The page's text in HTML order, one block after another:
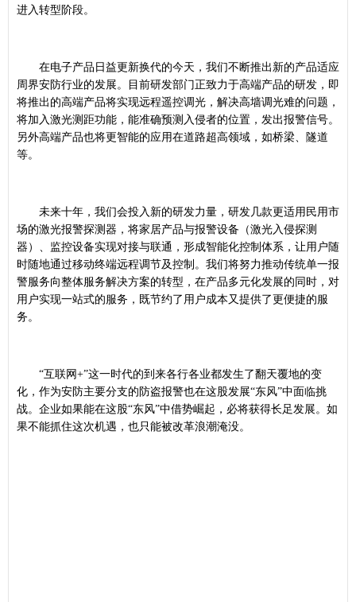
进入转型阶段。
在电子产品日益更新换代的今天，我们不断推出新的产品适应
周界安防行业的发展。目前研发部门正致力于高端产品的研发，即
将推出的高端产品将实现远程遥控调光，解决高墙调光难的问题，
将加入激光测距功能，能准确预测入侵者的位置，发出报警信号。
另外高端产品也将更智能的应用在道路超高领域，如桥梁、隧道
等。
未来十年，我们会投入新的研发力量，研发几款更适用民用市
场的激光报警探测器，将家居产品与报警设备（激光入侵探测
器）、监控设备实现对接与联通，形成智能化控制体系，让用户随
时随地通过移动终端远程调节及控制。我们将努力推动传统单一报
警服务向整体服务解决方案的转型，在产品多元化发展的同时，对
用户实现一站式的服务，既节约了用户成本又提供了更便捷的服
务。
“互联网+”这一时代的到来各行各业都发生了翻天覆地的变
化，作为安防主要分支的防盗报警也在这股发展“东风”中面临挑
战。企业如果能在这股“东风”中借势崛起，必将获得长足发展。如
果不能抓住这次机遇，也只能被改革浪潮淹没。